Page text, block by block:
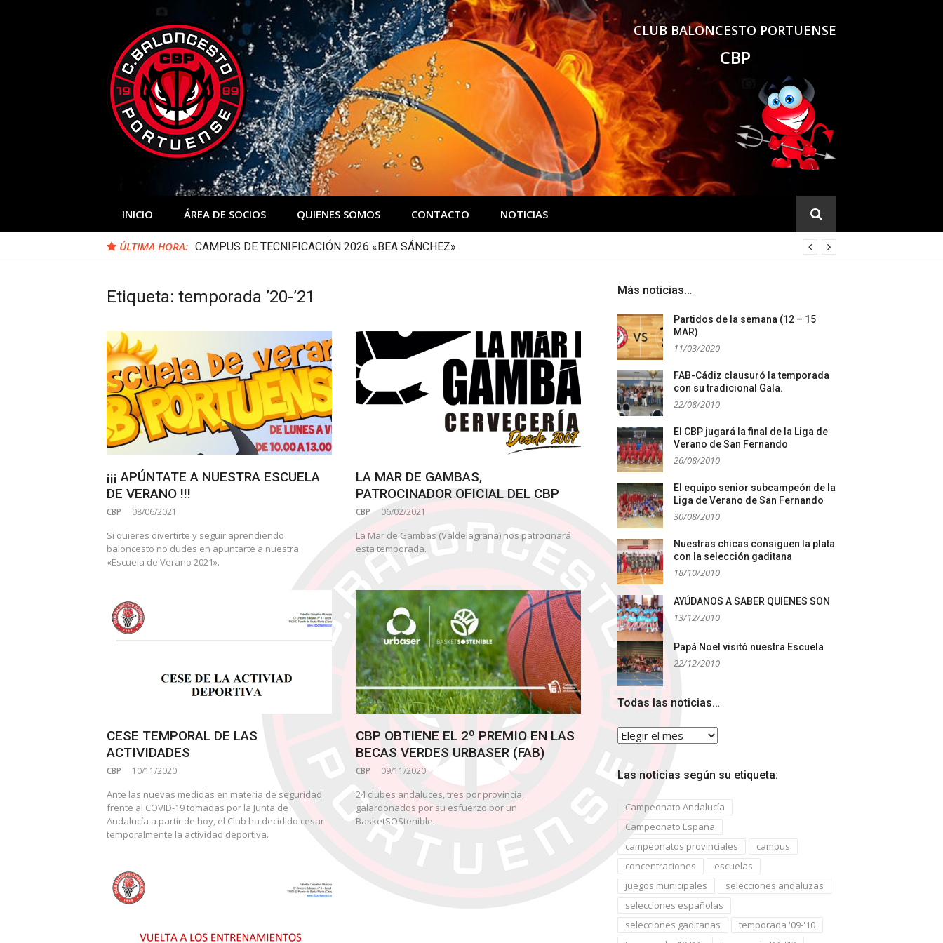
CLUB BALONCESTO PORTUENSE
CBP
INICIO ÁREA DE SOCIOS QUIENES SOMOS CONTACTO NOTICIAS
ÚLTIMA HORA: CAMPUS DE TECNIFICACIÓN 2026 «BEA SÁNCHEZ»
Etiqueta: temporada ’20-’21
¡¡¡ APÚNTATE A NUESTRA ESCUELA
DE VERANO !!!
CBP 08/06/2021
Si quieres divertirte y seguir aprendiendo
baloncesto no dudes en apuntarte a nuestra
«Escuela de Verano 2021».
LA MAR DE GAMBAS,
PATROCINADOR OFICIAL DEL CBP
CBP 06/02/2021
La Mar de Gambas (Valdelagrana) nos patrocinará
esta temporada.
CESE TEMPORAL DE LAS
ACTIVIDADES
CBP 10/11/2020
Ante las nuevas medidas en materia de seguridad
frente al COVID-19 tomadas por la Junta de
Andalucía a partir de hoy, el Club ha decidido cesar
temporalmente la actividad deportiva.
CBP OBTIENE EL 2º PREMIO EN LAS
BECAS VERDES URBASER (FAB)
CBP 09/11/2020
24 clubes andaluces, tres por provincia,
galardonados por su esfuerzo por un
BasketSOStenible.
Más noticias…
Partidos de la semana (12 – 15
MAR)
11/03/2020
FAB-Cádiz clausuró la temporada
con su tradicional Gala.
22/08/2010
El CBP jugará la final de la Liga de
Verano de San Fernando
26/08/2010
El equipo senior subcampeón de la
Liga de Verano de San Fernando
30/08/2010
Nuestras chicas consiguen la plata
con la selección gaditana
18/10/2010
AYÚDANOS A SABER QUIENES SON
13/12/2010
Papá Noel visitó nuestra Escuela
22/12/2010
Todas las noticias…
Todas
las
Las noticias según su etiqueta:
Campeonato Andalucía
Campeonato España
campeonatos provinciales
campus
concentraciones
escuelas
juegos municipales
selecciones andaluzas
selecciones españolas
selecciones gaditanas
temporada '09-'10